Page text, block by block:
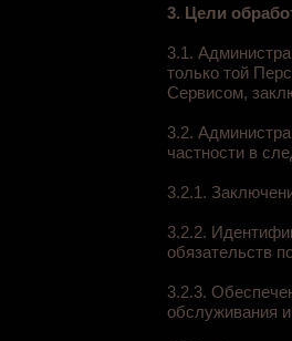
3. Цели
3.1.
только той
Сервисом,
3.2.
частности в
3.2.1.
3.2.2.
обязательств
3.2.3.
обслуживания